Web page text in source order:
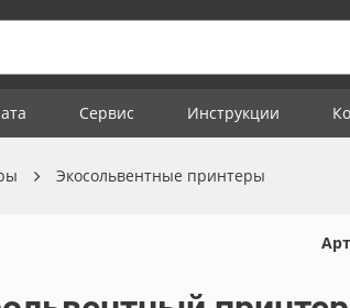
Сервис Инструкции
Экосольвентные принтеры